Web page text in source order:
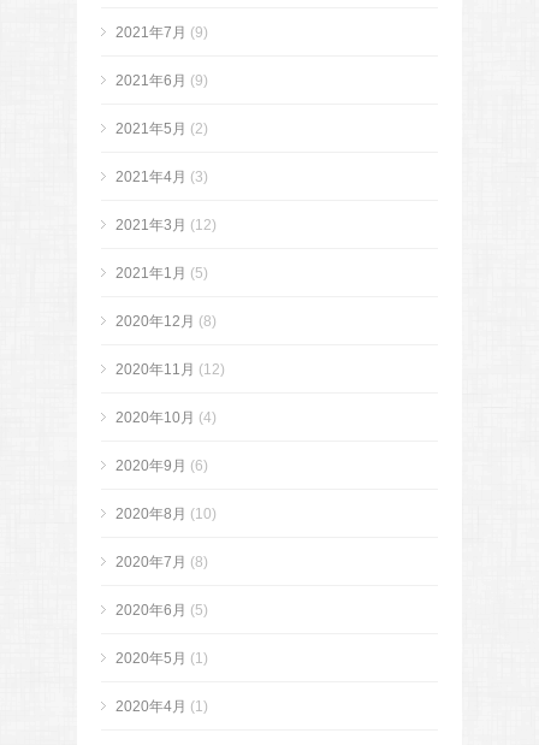
2021年7月 (9)
2021年6月 (9)
2021年5月 (2)
2021年4月 (3)
2021年3月 (12)
2021年1月 (5)
2020年12月 (8)
2020年11月 (12)
2020年10月 (4)
2020年9月 (6)
2020年8月 (10)
2020年7月 (8)
2020年6月 (5)
2020年5月 (1)
2020年4月 (1)